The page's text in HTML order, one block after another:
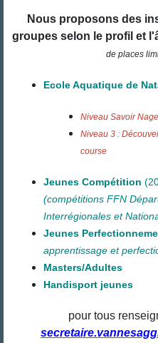
Nous proposons des
groupes selon le profil et
de places
Ecole Aquatique de
Niveau Savoir
Niveau 3 :
course
Jeunes Compétition
(compétitions FFN
Interrégionales et
Jeunes
apprentissage et
Masters/Adultes
Handisport jeunes
pour tous